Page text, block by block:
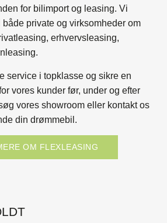
for bilimport og leasing. Vi
private og virksomheder om
erhvervsleasing,
service i topklasse og sikre en
vores kunder før, under og efter
vores showroom eller kontakt os
din drømmebil.
OM FLEXLEASING